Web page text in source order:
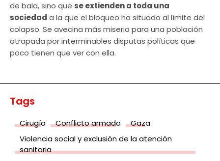
de bala, sino que se extienden a toda una
sociedad a la que el bloqueo ha situado al límite del
colapso. Se avecina más miseria para una población
atrapada por interminables disputas políticas que
poco tienen que ver con ella.
Tags
Cirugía Conflicto armado
Gaza
Violencia social y exclusión de la atención
sanitaria